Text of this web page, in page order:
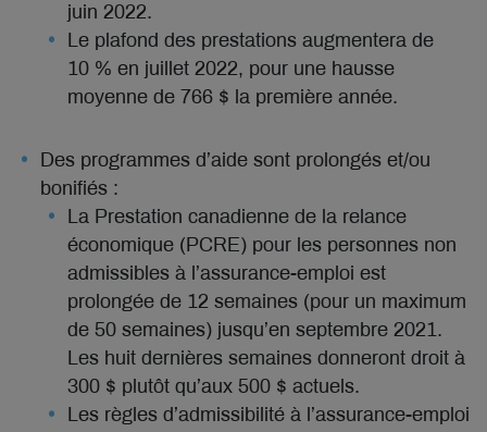
juin 2022.
Le plafond des prestations augmentera de
10 % en juillet 2022, pour une hausse
moyenne de 766 $ la première année.
Des programmes d’aide sont prolongés et/ou
bonifiés :
La Prestation canadienne de la relance
économique (PCRE) pour les personnes non
admissibles à l’assurance-emploi est
prolongée de 12 semaines (pour un maximum
de 50 semaines) jusqu’en septembre 2021.
Les huit dernières semaines donneront droit à
300 $ plutôt qu’aux 500 $ actuels.
Les règles d’admissibilité à l’assurance-emploi